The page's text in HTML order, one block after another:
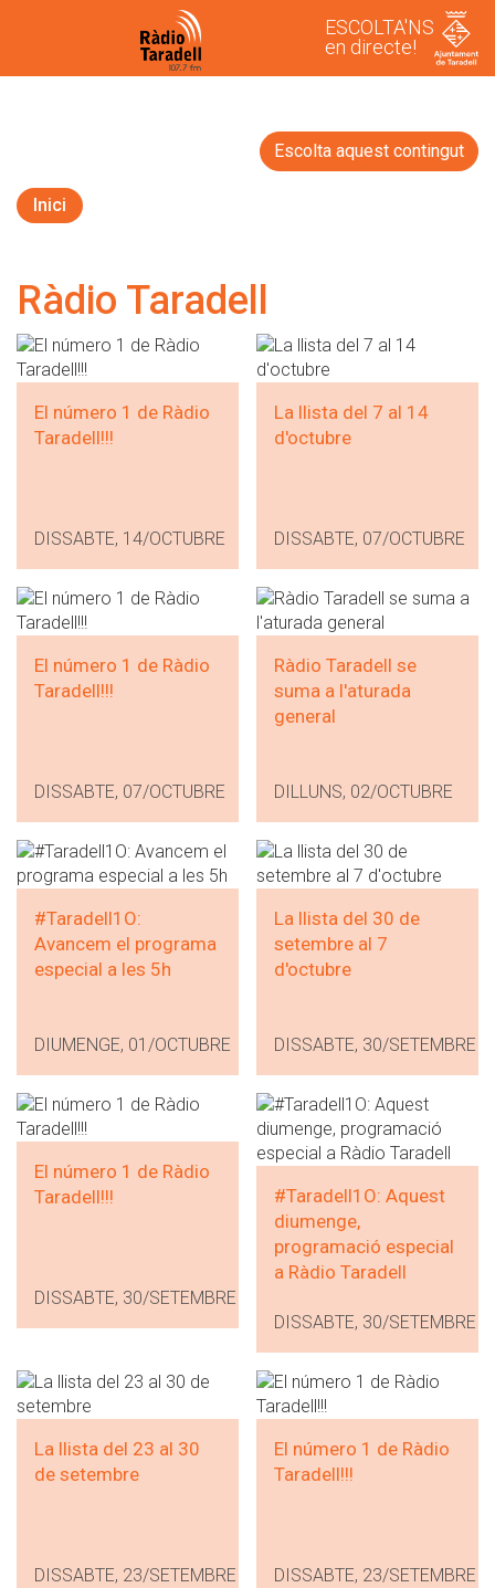
ESCOLTA'NS
en directe!
Escolta aquest contingut
Inici
Ràdio Taradell
El número 1 de Ràdio
Taradell!!!
DISSABTE, 14/OCTUBRE
La llista del 7 al 14
d'octubre
DISSABTE, 07/OCTUBRE
El número 1 de Ràdio
Taradell!!!
DISSABTE, 07/OCTUBRE
Ràdio Taradell se
suma a l'aturada
general
DILLUNS, 02/OCTUBRE
#Taradell1O:
Avancem el programa
especial a les 5h
DIUMENGE, 01/OCTUBRE
La llista del 30 de
setembre al 7
d'octubre
DISSABTE, 30/SETEMBRE
El número 1 de Ràdio
Taradell!!!
DISSABTE, 30/SETEMBRE
#Taradell1O: Aquest
diumenge,
programació especial
a Ràdio Taradell
DISSABTE, 30/SETEMBRE
La llista del 23 al 30
de setembre
DISSABTE, 23/SETEMBRE
El número 1 de Ràdio
Taradell!!!
DISSABTE, 23/SETEMBRE